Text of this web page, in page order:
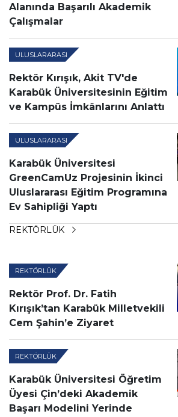
Alanında Başarılı Akademik
Çalışmalar
ULUSLARARASI
Rektör Kırışık, Akit TV'de
Karabük Üniversitesinin Eğitim
ve Kampüs İmkânlarını Anlattı
ULUSLARARASI
Karabük Üniversitesi
GreenCamUz Projesinin İkinci
Uluslararası Eğitim Programına
Ev Sahipliği Yaptı
REKTÖRLÜK
REKTÖRLÜK
Rektör Prof. Dr. Fatih
Kırışık’tan Karabük Milletvekili
Cem Şahin’e Ziyaret
REKTÖRLÜK
Karabük Üniversitesi Öğretim
Üyesi Çin’deki Akademik
Başarı Modelini Yerinde